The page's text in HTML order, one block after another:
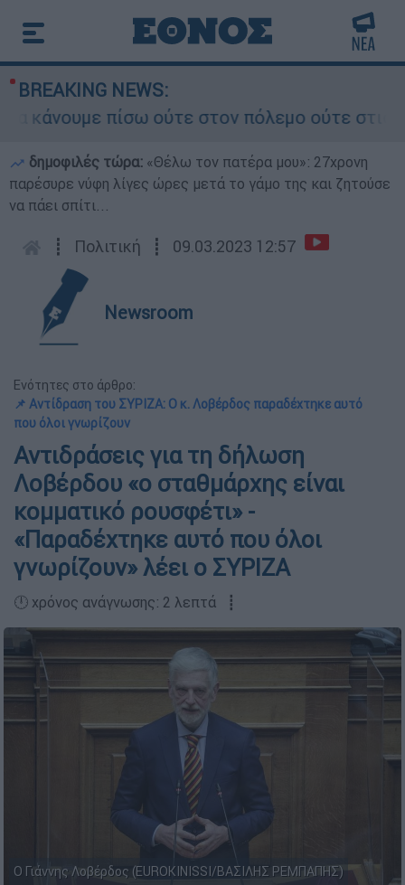
BREAKING NEWS:
πίσω ούτε στον πόλεμο ούτε στις
δημοφιλές τώρα: «Θέλω τον πατέρα μου»: 27χρονη
παρέσυρε νύφη λίγες ώρες μετά το γάμο της και ζητούσε
να πάει σπίτι...
┋ Πολιτική ┋ 09.03.2023 12:57
Newsroom
Ενότητες στο άρθρο:
📌 Αντίδραση του ΣΥΡΙΖΑ: Ο κ. Λοβέρδος παραδέχτηκε αυτό
που όλοι γνωρίζουν
Αντιδράσεις για τη δήλωση
Λοβέρδου «ο σταθμάρχης είναι
κομματικό ρουσφέτι» -
«Παραδέχτηκε αυτό που όλοι
γνωρίζουν» λέει ο ΣΥΡΙΖΑ
🕛 χρόνος ανάγνωσης: 2 λεπτά ┋
Ο Γιάννης Λοβέρδος (EUROKINISSI/ΒΑΣΙΛΗΣ ΡΕΜΠΑΠΗΣ)